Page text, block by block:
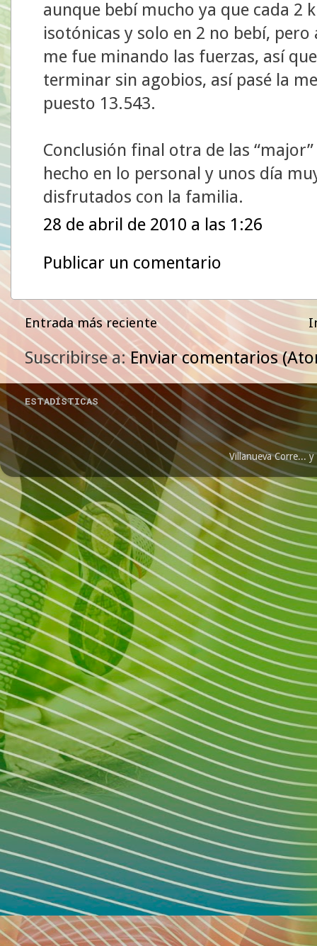
aunque bebí mucho ya que cada 2
isotónicas y solo en 2 no bebí,
me fue minando las fuerzas, así
terminar sin agobios, así pasé la
puesto 13.543.
Conclusión final otra de las
hecho en lo personal y unos día
disfrutados con la familia.
28 de abril de 2010 a las 1:26
Publicar un comentario
Entrada más reciente
Suscribirse a:Enviar comentarios
ESTADÍSTICAS
Villanueva Corre...